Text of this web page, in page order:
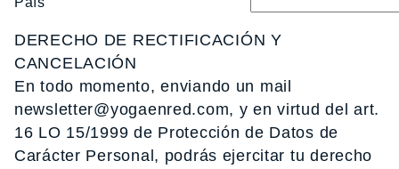
DERECHO DE RECTIFICACIÓN Y
CANCELACIÓN
En todo momento, enviando un mail
newsletter@yogaenred.com, y en virtud del art.
16 LO 15/1999 de Protección de Datos de
Carácter Personal, podrás ejercitar tu derecho